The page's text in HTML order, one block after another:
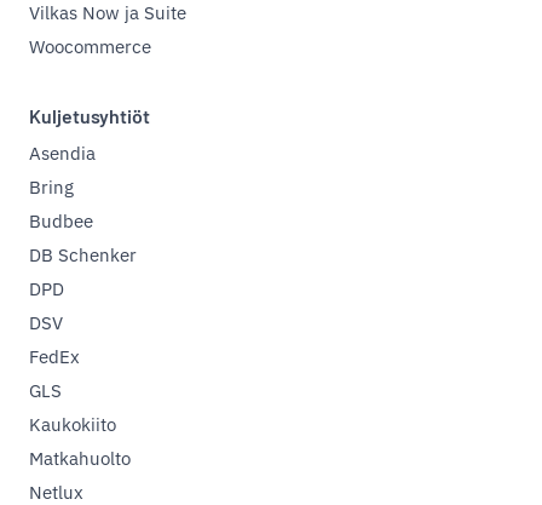
Vilkas Now ja Suite
Woocommerce
Kuljetusyhtiöt
Asendia
Bring
Budbee
DB Schenker
DPD
DSV
FedEx
GLS
Kaukokiito
Matkahuolto
Netlux